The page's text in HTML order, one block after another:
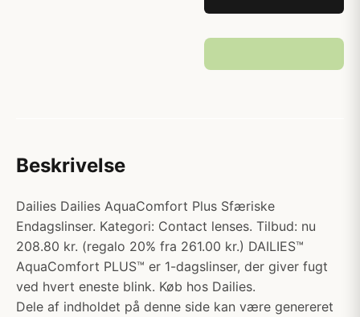
Beskrivelse
Dailies Dailies AquaComfort Plus Sfæriske
Endagslinser. Kategori: Contact lenses. Tilbud: nu
208.80 kr. (regalo 20% fra 261.00 kr.) DAILIES™
AquaComfort PLUS™ er 1-dagslinser, der giver fugt
ved hvert eneste blink. Køb hos Dailies.
Dele af indholdet på denne side kan være genereret